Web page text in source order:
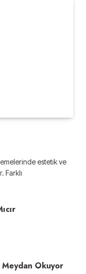
estetik ve
Farklı
Meydan Okuyor